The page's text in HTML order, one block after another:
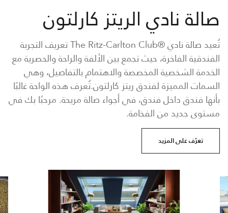
صالة نادي الريتز كارلتون
تُعيد صالة نادي ®The Ritz-Carlton Club تعريف التجربة
الفندقية الفاخرة، حيث تجمع بين الألفة والراحة والحصرية مع
الخدمة الشخصية المخصصة والاهتمام بالتفاصيل، وهي
السمات المميزة لفندق ريتز كارلتون.تُعرف هذه الواحة غالبًا
بأنها فندق داخل فندق، في أجواء صالة مريحة. مرحبًا بك في
مستوى جديد من الفخامة.
تعرّف على المزيد